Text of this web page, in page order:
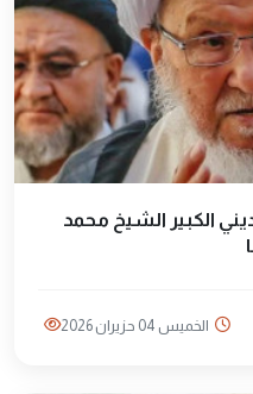
الكبير الشيخ محمد
الخميس 04 حزيران 2026